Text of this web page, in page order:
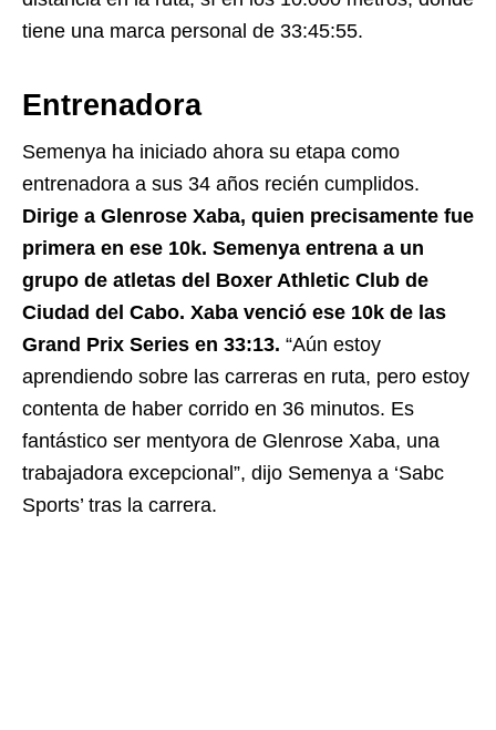
tiene una marca personal de 33:45:55.
Entrenadora
Semenya ha iniciado ahora su etapa como
entrenadora a sus 34 años recién cumplidos.
Dirige a Glenrose Xaba, quien precisamente fue
primera en ese 10k. Semenya entrena a un
grupo de atletas del Boxer Athletic Club de
Ciudad del Cabo. Xaba venció ese 10k de las
Grand Prix Series en 33:13. “Aún estoy
aprendiendo sobre las carreras en ruta, pero estoy
contenta de haber corrido en 36 minutos. Es
fantástico ser mentyora de Glenrose Xaba, una
trabajadora excepcional”, dijo Semenya a ‘Sabc
Sports’ tras la carrera.